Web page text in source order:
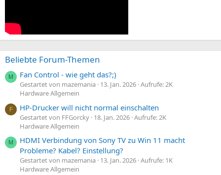
Beliebte Forum-Themen
M Fan Control - wie geht das?;)
Gestartet von mazemania 13. Jan. 2026 Aufrufe: 2K
Hardware Allgemein
F HP-Drucker will nicht normal einschalten
Gestartet von FFGorcky 18. Jan. 2026 Aufrufe: 2K
Hardware Allgemein
M
HDMI Verbindung von Sony TV zu Win 11 macht
Probleme? Kabel? Einstellung?
Gestartet von mazemania 13. Jan. 2026 Aufrufe: 1K
Hardware Allgemein